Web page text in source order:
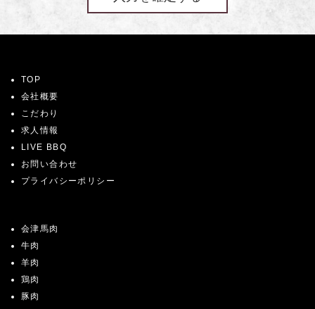
TOP
会社概要
こだわり
求人情報
LIVE BBQ
お問い合わせ
プライバシーポリシー
会津馬肉
牛肉
羊肉
鶏肉
豚肉